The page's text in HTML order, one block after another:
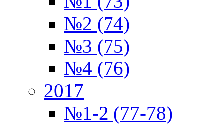
№2 (74)
№3 (75)
№4 (76)
2017
№1-2 (77-78)